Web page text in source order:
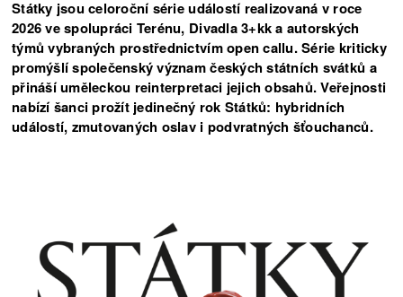
Státky jsou celoroční série událostí realizovaná v roce
2026 ve spolupráci Terénu, Divadla 3+kk a autorských
týmů vybraných prostřednictvím open callu. Série kriticky
promýšlí společenský význam českých státních svátků a
přináší uměleckou reinterpretaci jejich obsahů. Veřejnosti
nabízí šanci prožít jedinečný rok Státků: hybridních
událostí, zmutovaných oslav i podvratných šťouchanců.